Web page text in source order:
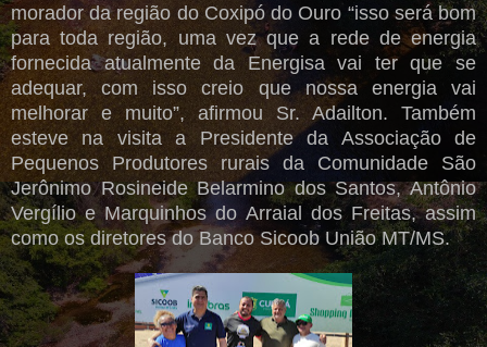
morador da região do Coxipó do Ouro “isso será bom
para toda região, uma vez que a rede de energia
fornecida atualmente da Energisa vai ter que se
adequar, com isso creio que nossa energia vai
melhorar e muito”, afirmou Sr. Adailton. Também
esteve na visita a Presidente da Associação de
Pequenos Produtores rurais da Comunidade São
Jerônimo Rosineide Belarmino dos Santos, Antônio
Vergílio e Marquinhos do Arraial dos Freitas, assim
como os diretores do Banco Sicoob União MT/MS.